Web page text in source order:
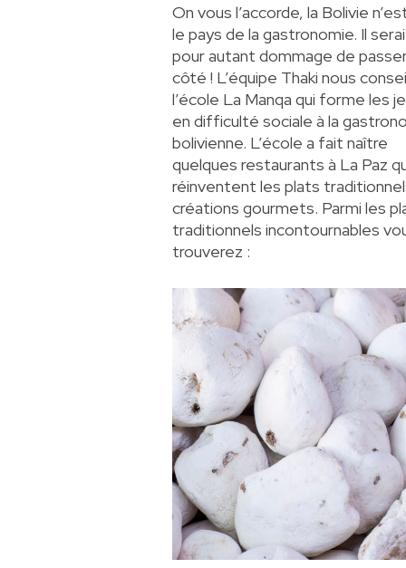
On vous l’accorde, la Bolivie
le pays de la gastronomie. Il
pour autant dommage de
côté ! L’équipe Thaki nous
l’école La Manqa qui forme les
en difficulté sociale à la
bolivienne. L’école a fait naître
quelques restaurants à La Paz
réinventent les plats
créations gourmets. Parmi les
traditionnels incontournables
trouverez :